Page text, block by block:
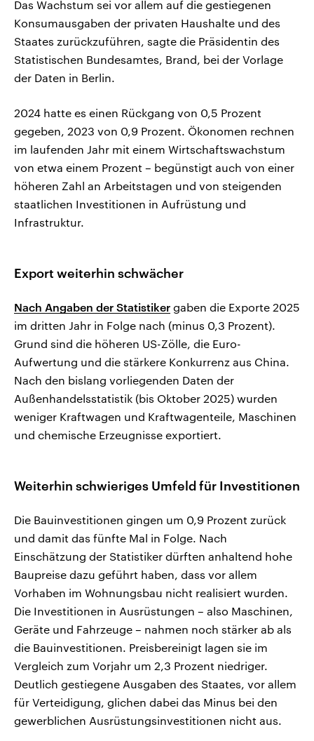
Das Wachstum sei vor allem auf die gestiegenen
Konsumausgaben der privaten Haushalte und des
Staates zurückzuführen, sagte die Präsidentin des
Statistischen Bundesamtes, Brand, bei der Vorlage
der Daten in Berlin.
2024 hatte ​es einen Rückgang von 0,5 Prozent
gegeben, 2023 ⁠von 0,9 Prozent. Ökonomen rechnen
im laufenden Jahr mit einem Wirtschaftswachstum
von etwa einem Prozent – begünstigt auch von einer
höheren Zahl an Arbeitstagen und von steigenden
staatlichen ‍Investitionen ​in Aufrüstung und
Infrastruktur.
Export weiterhin schwächer
Nach Angaben der Statistiker gaben die Exporte 2025
im dritten Jahr in Folge nach (minus 0,3 Prozent).
Grund sind die höheren US-Zölle, die Euro-
Aufwertung und die stärkere Konkurrenz aus China.
Nach den bislang vorliegenden Daten der
Außenhandelsstatistik (bis Oktober 2025) wurden
weniger Kraftwagen und Kraftwagenteile, Maschinen
und chemische Erzeugnisse exportiert.
Weiterhin schwieriges Umfeld für Investitionen
Die Bauinvestitionen gingen um 0,9 Prozent zurück
und damit das fünfte Mal in Folge. Nach
Einschätzung der Statistiker dürften anhaltend hohe
Baupreise dazu geführt haben, dass vor allem
Vorhaben im Wohnungsbau nicht realisiert wurden.
Die Investitionen in Ausrüstungen – also Maschinen,
Geräte und Fahrzeuge – nahmen noch stärker ab als
die Bauinvestitionen. Preisbereinigt lagen sie im
Vergleich zum Vorjahr um 2,3 Prozent niedriger.
Deutlich gestiegene Ausgaben des Staates, vor allem
für Verteidigung, glichen dabei das Minus bei den
gewerblichen Ausrüstungsinvestitionen nicht aus.